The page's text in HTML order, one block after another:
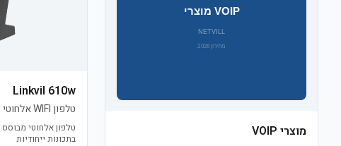
מוצרי VOIP
Linkvil 610w
טלפון WIFI אלחוטי Linkvil 610w
בתכונות ייחודיות